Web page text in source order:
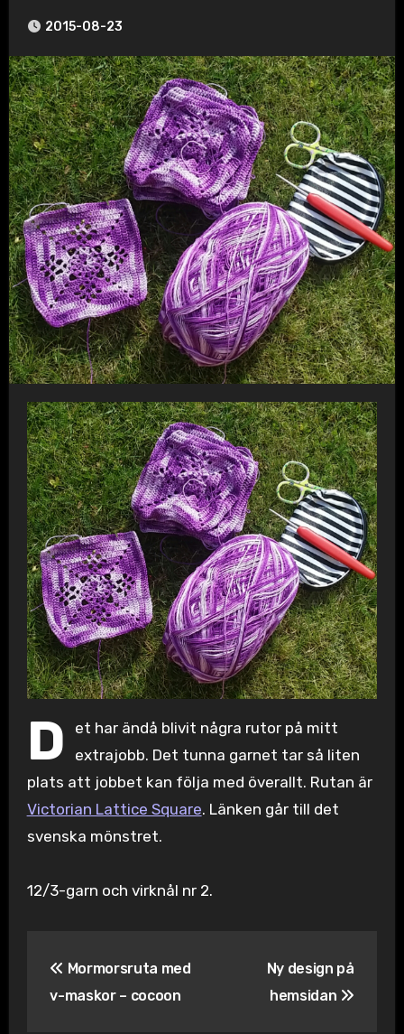
2015-08-23
D
et har ändå blivit några rutor på mitt
extrajobb. Det tunna garnet tar så liten
plats att jobbet kan följa med överallt. Rutan är
Victorian Lattice Square. Länken går till det
svenska mönstret.
12/3-garn och virknål nr 2.
Mormorsruta med
v-maskor – cocoon
Ny design på
hemsidan